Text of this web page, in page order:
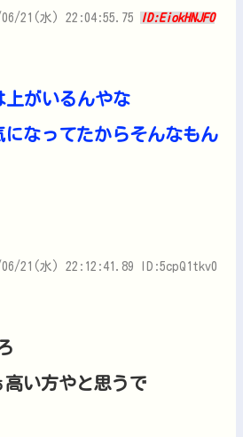
06/21(水) 22:04:55.75 ID:EiokHNJF0
がいるんやな
になってたからそんなもん
06/21(水) 22:12:41.89 ID:5cpQ1tkv0
高い方やと思うで